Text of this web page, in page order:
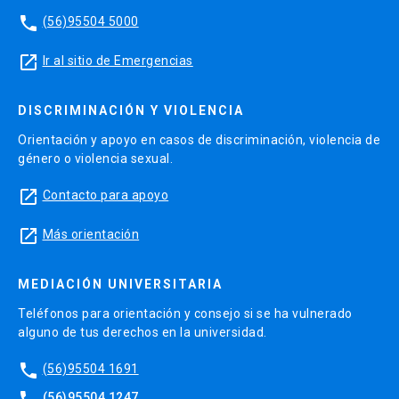
finanzas
Nombre en inglés:Behavioral Finance
Unidad académica responsable:Facultad de
Economía y Administración
Requisitos:Sin pre requisitos
Créditos:
Horas Totales: 75 horas |Horas directas:
Horas indirectas:50
phone (56)95504 5000
launch Ir al sitio de Emergencias
DISCRIMINACIÓN Y VIOLENCIA
Orientación y apoyo en casos de discriminación, violencia de
género o violencia sexual.
launch Contacto para apoyo
launch Más orientación
MEDIACIÓN UNIVERSITARIA
Teléfonos para orientación y consejo si se ha vulnerado
alguno de tus derechos en la universidad.
phone (56)95504 1691